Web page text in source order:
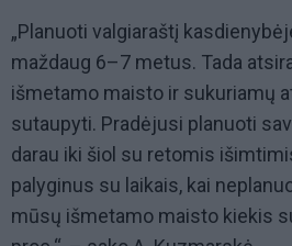
„Planuoti valgiaraštį
maždaug 6–7 metus. Tada
išmetamo maisto ir sukuriamų
sutaupyti. Pradėjusi planuoti
darau iki šiol su retomis
palyginus su laikais, kai
mūsų išmetamo maisto kiekis